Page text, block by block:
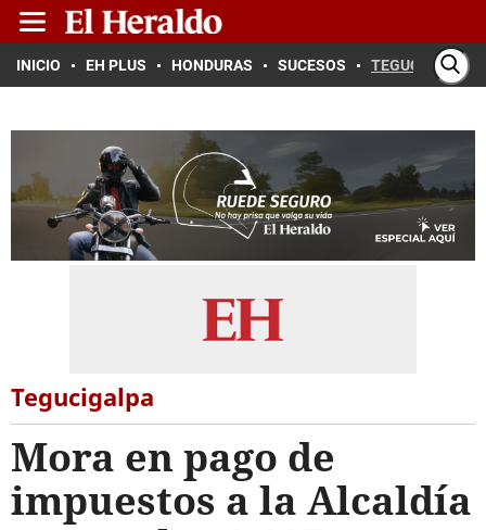
INICIO EH PLUS HONDURAS SUCESOS TEGUCIGALPA
Tegucigalpa
Mora en pago de
impuestos a la Alcaldía